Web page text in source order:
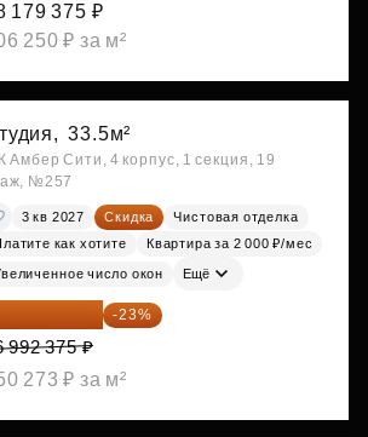
179 375 ₽
250 ₽ за м²
33.5м²
Амбер Сити, 4 корпус, 1 секция, 19
№257
3 кв 2027 Скидка
Чистовая отделка
как хотите
Квартира за 2 000 ₽/мес
число окон Ещё
484 129 ₽ -23%
992 375 ₽
273 ₽ за м²